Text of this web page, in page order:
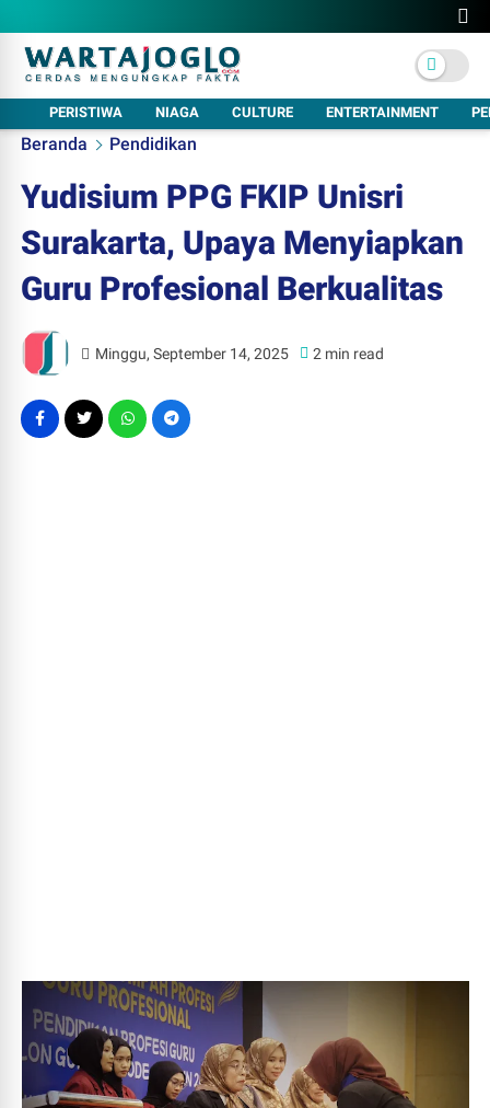
PERISTIWA NIAGA CULTURE ENTERTAINMENT
Beranda Pendidikan
Yudisium PPG FKIP Unisri
Surakarta, Upaya Menyiapkan
Guru Profesional Berkualitas
Minggu, September 14, 2025 2 min read